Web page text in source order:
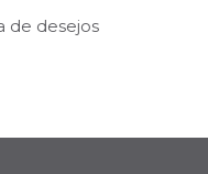
de desejos